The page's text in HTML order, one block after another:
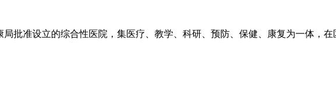
准设立的综合性医院，集医疗、教学、科研、预防、保健、康复为一体，在